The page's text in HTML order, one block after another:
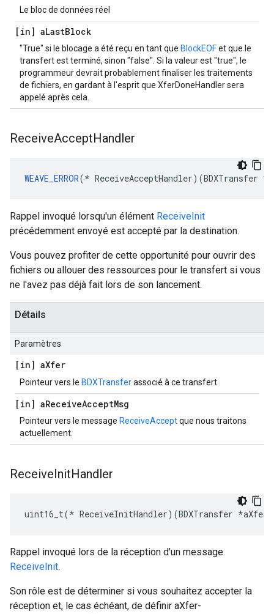
Le bloc de données réel
[in] aLastBlock
"True" si le blocage a été reçu en tant que BlockEOFet que le
transfert est terminé, sinon "false". Si la valeur est "true", le
programmeur devrait probablement finaliser les traitements
de fichiers, en gardant à l'esprit que XferDoneHandler sera
appelé après cela.
ReceiveAcceptHandler
WEAVE_ERROR(* ReceiveAcceptHandler)(BDXTransfer
Rappel invoqué lorsqu'un élément ReceiveInit
précédemment envoyé est accepté par la destination.
Vous pouvez profiter de cette opportunité pour ouvrir des
fichiers ou allouer des ressources pour le transfert si vous
ne l'avez pas déjà fait lors de son lancement.
Détails
Paramètres
[in] aXfer
Pointeur vers le BDXTransferassocié à ce transfert
[in] aReceiveAcceptMsg
Pointeur vers le message ReceiveAcceptque nous traitons
actuellement.
ReceiveInitHandler
uint16_t(* ReceiveInitHandler)(BDXTransfer
Rappel invoqué lors de la réception d'un message
ReceiveInit.
Son rôle est de déterminer si vous souhaitez accepter la
réception et, le cas échéant, de définir aXfer-